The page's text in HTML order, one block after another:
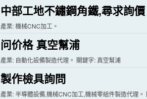
中部工地不鏽鋼角鐵,尋求詢價
產業: 機械CNC加工。
问价格 真空幫浦
產業: 自動化設備製造代理。 關鍵字: 真空幫浦
製作檢具詢問
產業: 半導體設備,機械CNC加工,機械零組件製造代理。